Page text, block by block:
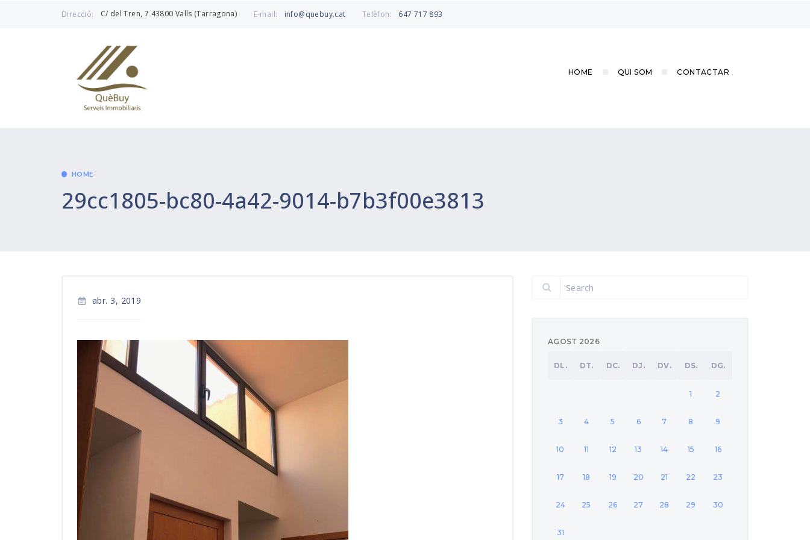
Direcció: C/ del Tren, 7 43800 Valls (Tarragona) E-mail: info@quebuy.cat Telèfon: 647 717 893
HOME QUI SOM CONTACTAR
HOME
29cc1805-bc80-4a42-9014-b7b3f00e3813
 abr. 3, 2019
AGOST 2026
DL. DT. DC. DJ. DV. DS. DG.
1 2
3 4 5 6 7 8 9
10 11 12 13 14 15 16
17 18 19 20 21 22 23
24 25 26 27 28 29 30
31